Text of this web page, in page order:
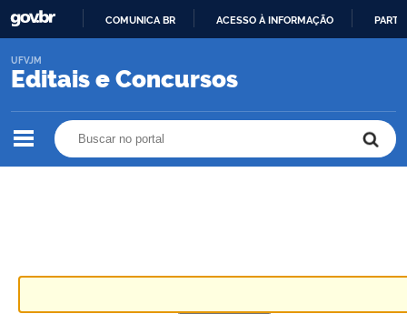
O
COMUNICA BR ACESSO À INFORMAÇÃO
Editais e Concursos
UFVJM